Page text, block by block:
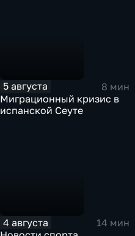
5 августа
8 мин
Миграционный кризис в
испанской Сеуте
4 августа
14 мин